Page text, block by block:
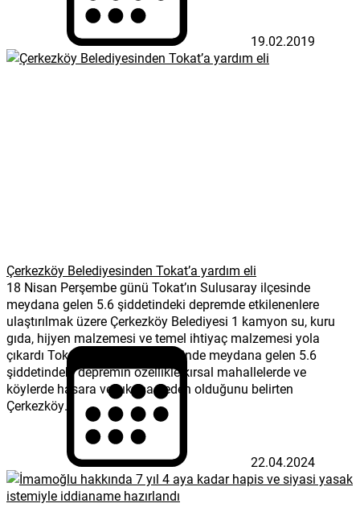
19.02.2019
Çerkezköy Belediyesinden Tokat’a yardım eli
18 Nisan Perşembe günü Tokat’ın Sulusaray ilçesinde
meydana gelen 5.6 şiddetindeki depremde etkilenenlere
ulaştırılmak üzere Çerkezköy Belediyesi 1 kamyon su, kuru
gıda, hijyen malzemesi ve temel ihtiyaç malzemesi yola
çıkardı Tokat’ın Sulusaray ilçesinde meydana gelen 5.6
şiddetindeki depremin özellikle kırsal mahallelerde ve
köylerde hasara ve yıkıma neden olduğunu belirten
Çerkezköy...
22.04.2024